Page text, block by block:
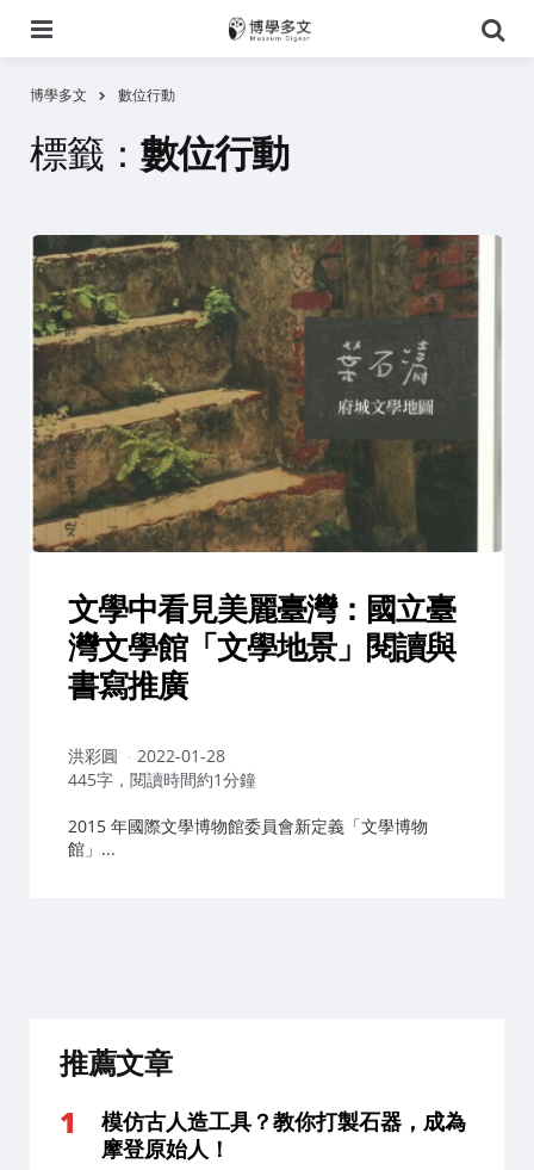
尋
博學多文 數位行動
標籤： 數位行動
文學中看見美麗臺灣：國立臺
灣文學館「文學地景」閱讀與
書寫推廣
作
者：
洪彩圓
2022-01-28
445字，閱讀時間約1分鐘
2015 年國際文學博物館委員會新定義「文學博物
館」...
推薦文章
模仿古人造工具？教你打製石器，成為
摩登原始人！